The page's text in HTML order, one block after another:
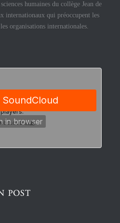
humaines du collège Jean de
internationaux qui préoccupent les
organisations internationales.